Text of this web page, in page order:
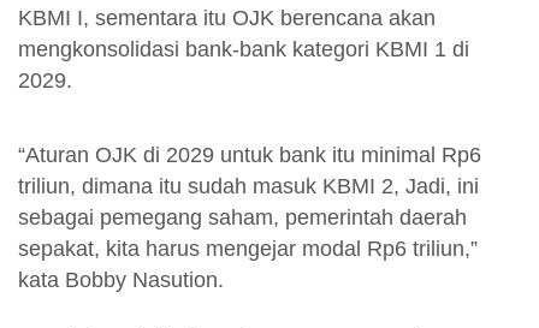
KBMI I, sementara itu OJK berencana akan
mengkonsolidasi bank-bank kategori KBMI 1 di
2029.
“Aturan OJK di 2029 untuk bank itu minimal Rp6
triliun, dimana itu sudah masuk KBMI 2, Jadi, ini
sebagai pemegang saham, pemerintah daerah
sepakat, kita harus mengejar modal Rp6 triliun,”
kata Bobby Nasution.